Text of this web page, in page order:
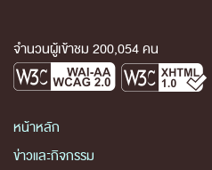
จำนวนผู้เข้าชม 200,054 คน
หน้าหลัก
ข่าวและกิจกรรม